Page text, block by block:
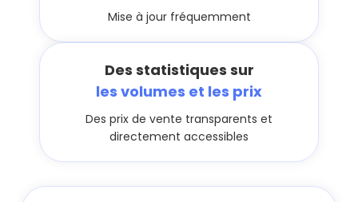
Mise à jour fréquemment
Des statistiques sur
les volumes et les prix
Des prix de vente transparents et
directement accessibles